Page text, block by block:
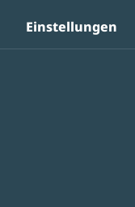
Einstellungen